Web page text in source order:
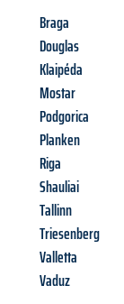
Braga
Douglas
Klaipéda
Mostar
Podgorica
Planken
Riga
Shauliai
Tallinn
Triesenberg
Valletta
Vaduz